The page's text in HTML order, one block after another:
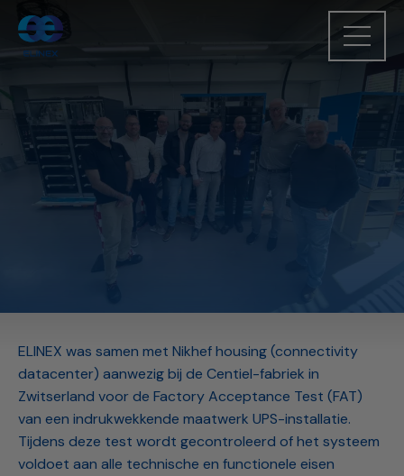
ELINEX was samen met Nikhef housing (connectivity
datacenter) aanwezig bij de Centiel-fabriek in
Zwitserland voor de Factory Acceptance Test (FAT)
van een indrukwekkende maatwerk UPS-installatie.
Tijdens deze test wordt gecontroleerd of het systeem
voldoet aan alle technische en functionele eisen